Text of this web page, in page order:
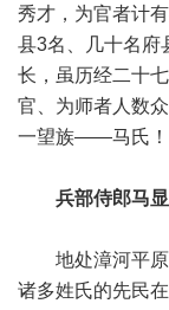
秀才，为官者计
县3名、几十名府
长，虽历经二十
官、为师者人数
一望族——马氏！
兵部侍郎马显
地处漳河平原
诸多姓氏的先民